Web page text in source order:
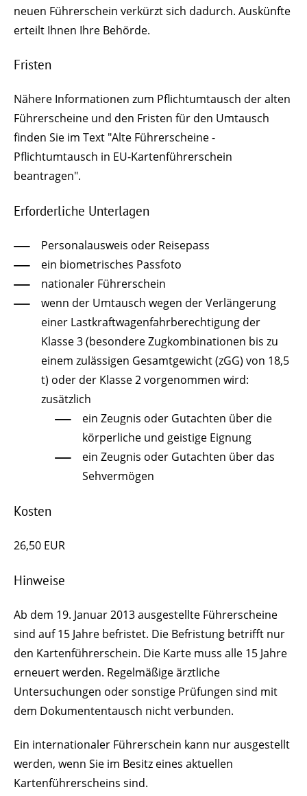
neuen Führerschein verkürzt sich dadurch. Auskünfte
erteilt Ihnen Ihre Behörde.
Fristen
Nähere Informationen zum Pflichtumtausch der alten
Führerscheine und den Fristen für den Umtausch
finden Sie im Text "Alte Führerscheine -
Pflichtumtausch in EU-Kartenführerschein
beantragen".
Erforderliche Unterlagen
Personalausweis oder Reisepass
ein biometrisches Passfoto
nationaler Führerschein
wenn der Umtausch wegen der Verlängerung
einer Lastkraftwagenfahrberechtigung der
Klasse 3 (besondere Zugkombinationen bis zu
einem zulässigen Gesamtgewicht (zGG) von 18,5
t) oder der Klasse 2 vorgenommen wird:
zusätzlich
ein Zeugnis oder Gutachten über die
körperliche und geistige Eignung
ein Zeugnis oder Gutachten über das
Sehvermögen
Kosten
26,50 EUR
Hinweise
Ab dem 19. Januar 2013 ausgestellte Führerscheine
sind auf 15 Jahre befristet. Die Befristung betrifft nur
den Kartenführerschein. Die Karte muss alle 15 Jahre
erneuert werden. Regelmäßige ärztliche
Untersuchungen oder sonstige Prüfungen sind mit
dem Dokumententausch nicht verbunden.
Ein internationaler Führerschein kann nur ausgestellt
werden, wenn Sie im Besitz eines aktuellen
Kartenführerscheins sind.